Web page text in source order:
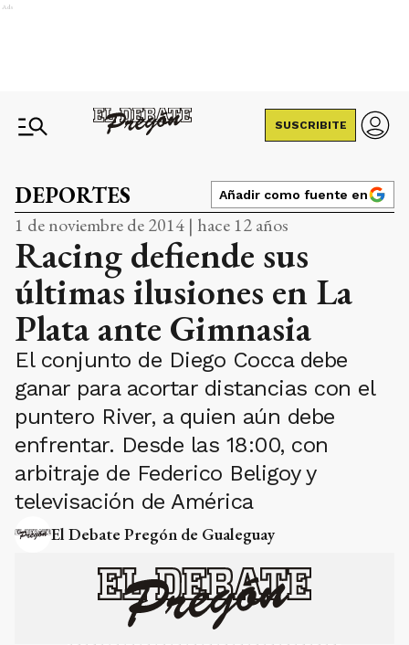
Ads
SUSCRIBITE
DEPORTES Añadir como fuente en
1 de noviembre de 2014 | hace 12 años
Racing defiende sus
últimas ilusiones en La
Plata ante Gimnasia
El conjunto de Diego Cocca debe
ganar para acortar distancias con el
puntero River, a quien aún debe
enfrentar. Desde las 18:00, con
arbitraje de Federico Beligoy y
televisación de América
El Debate Pregón de Gualeguay